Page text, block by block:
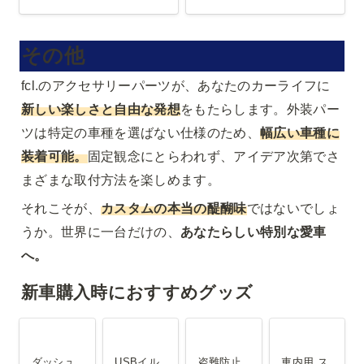
その他
fcl.のアクセサリーパーツが、あなたのカーライフに
新しい楽しさと自由な発想をもたらします。外装パー
ツは特定の車種を選ばない仕様のため、 幅広い車種に
装着可能。固定観念にとらわれず、アイデア次第でさ
まざまな取付方法を楽しめます。
それこそが、 カスタムの本当の醍醐味ではないでしょ
うか。世界に一台だけの、 あなたらしい特別な愛車
へ。
新車購入時におすすめグッズ
ードマット
ハンドルロ
ムバックポ